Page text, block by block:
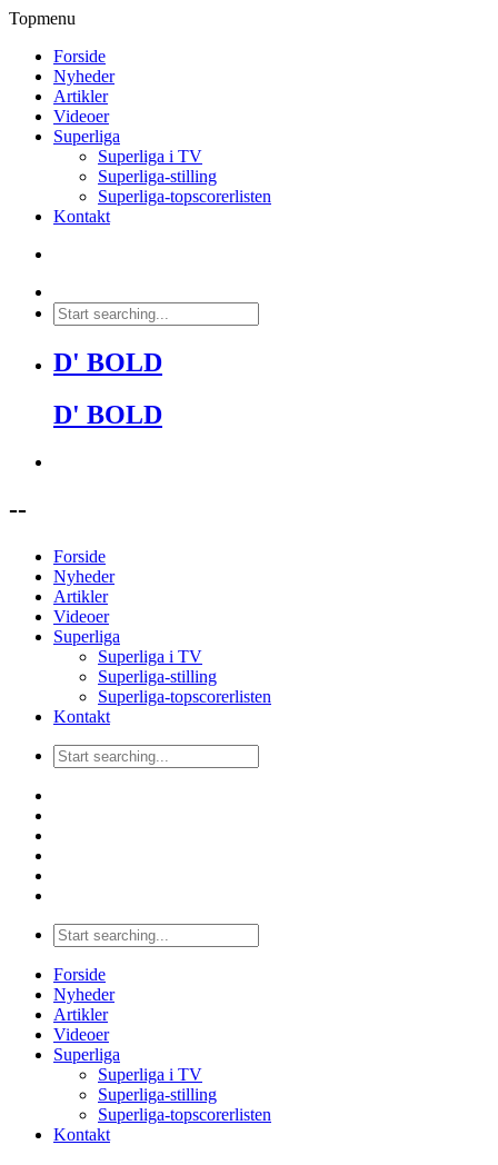
Topmenu
Forside
Nyheder
Artikler
Videoer
Superliga
Superliga i TV
Superliga-stilling
Superliga-topscorerlisten
Kontakt
D' BOLD
D' BOLD
--
Forside
Nyheder
Artikler
Videoer
Superliga
Superliga i TV
Superliga-stilling
Superliga-topscorerlisten
Kontakt
Forside
Nyheder
Artikler
Videoer
Superliga
Superliga i TV
Superliga-stilling
Superliga-topscorerlisten
Kontakt